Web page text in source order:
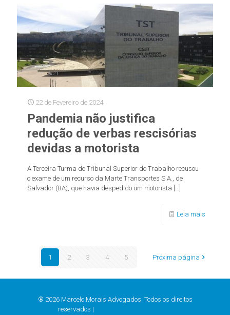
22 de Fevereiro de 2024
Pandemia não justifica
redução de verbas rescisórias
devidas a motorista
A Terceira Turma do Tribunal Superior do Trabalho recusou
o exame de um recurso da Marte Transportes S.A., de
Salvador (BA), que havia despedido um motorista […]
Leia mais
1 2 3 4 5 Próxima página
® 2026 Marcelo Morais Advogados. Todos os direitos
reservados |